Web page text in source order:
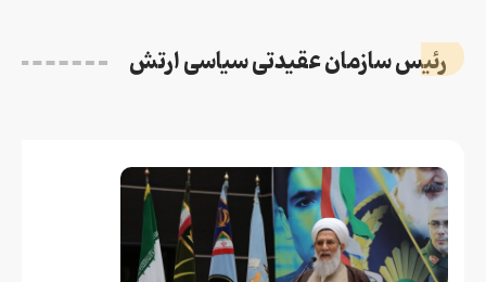
رئیس سازمان عقیدتی سیاسی ارتش